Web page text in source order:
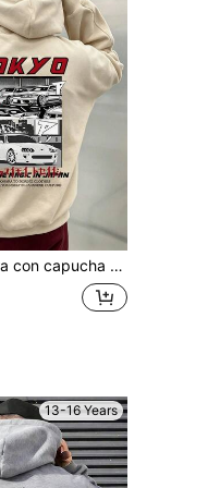
de color contrastante adecuada para uso diario, salidas, fiestas, escuela, festivales de música, vacaciones, viajes y talla grande
13-16 Years